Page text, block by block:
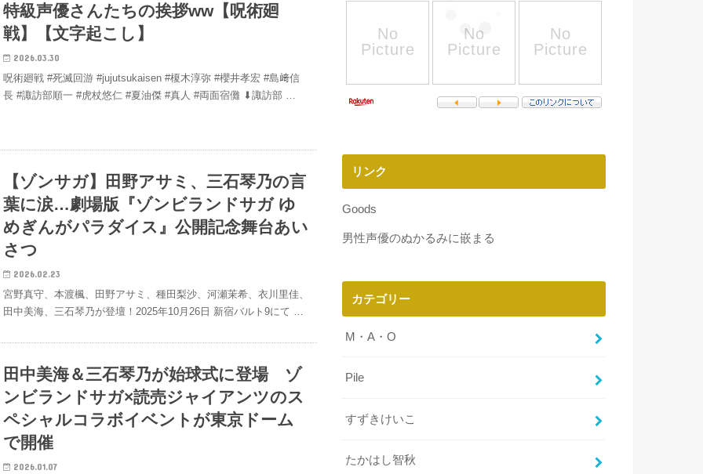
特級声優さんたちの挨拶ww【呪術廻
戦】【文字起こし】
2026.03.30
呪術廻戦 #死滅回游 #jujutsukaisen #榎木淳弥 #櫻井孝宏 #島﨑信
長 #諏訪部順一 #虎杖悠仁 #夏油傑 #真人 #両面宿儺 ⬇︎諏訪部 …
【ゾンサガ】田野アサミ、三石琴乃の言
葉に涙…劇場版『ゾンビランドサガ ゆ
めぎんがパラダイス』公開記念舞台あい
さつ
2026.02.23
宮野真守、本渡楓、田野アサミ、種田梨沙、河瀬茉希、衣川里佳、
田中美海、三石琴乃が登壇！2025年10月26日 新宿バルト9にて …
田中美海＆三石琴乃が始球式に登場 ゾ
ンビランドサガ×読売ジャイアンツのス
ペシャルコラボイベントが東京ドーム
で開催
2026.01.07
リンク
Goods
男性声優のぬかるみに嵌まる
カテゴリー
M・A・O
Pile
すずきけいこ
たかはし智秋